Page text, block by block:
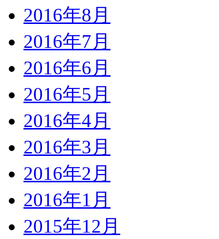
2016年8月
2016年7月
2016年6月
2016年5月
2016年4月
2016年3月
2016年2月
2016年1月
2015年12月